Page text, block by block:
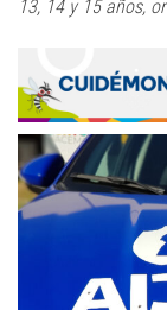
13, 14 y 15 años,